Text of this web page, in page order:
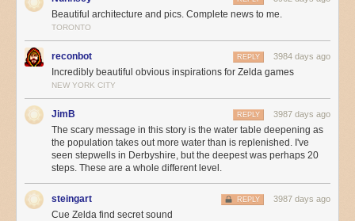
pumping, most of the wells have long since dried up and are now almost
completely neglected. While some stepwells near areas of heavy tourism
are well maintained, most are used as garbage dumping grounds and
are overgrown with wildlife or caved in completely. Many have fallen
completely off the map.
Inspired by an urgency to document the wells before they disappear,
Lautman has traveled to India numerous times in the last few years and
taken upon herself to locate 120 structures across 7 states. She’s
currently seeking a publisher to help bring her discoveries and
photographs to a larger audience, and also offers stepwell lectures to
architects and universities. If you’re interested,get in touch.
You can read a more comprehensive account of stepwells by Lautman
on Arch Daily.
Beautiful architecture and pics. Complete news to me.
TORONTO
reconbot 3984 days ago
REPLY
Incredibly beautiful obvious inspirations for Zelda games
NEW YORK CITY
JimB 3987 days ago
REPLY
The scary message in this story is the water table deepening as
the population takes out more water than is replenished. I've
seen stepwells in Derbyshire, but the deepest was perhaps 20
steps. These are a whole different level.
steingart 3987 days ago
REPLY
Cue Zelda find secret sound